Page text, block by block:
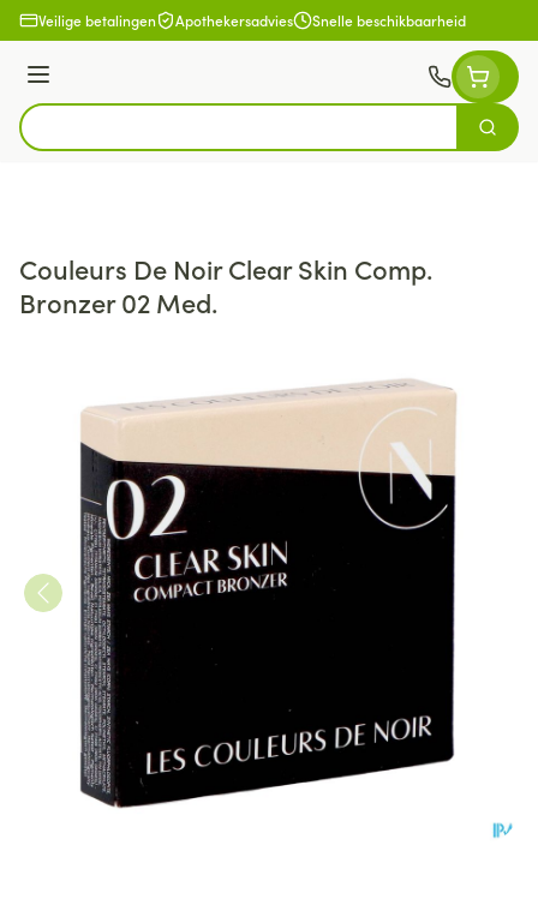
Ga naar de inhoud
Veilige betalingen Apothekersadvies Snelle beschikbaarheid
Menu
Product, merk, categorie...
Zoek
Couleurs De Noir Clear Skin Comp.
Bronzer 02 Med.